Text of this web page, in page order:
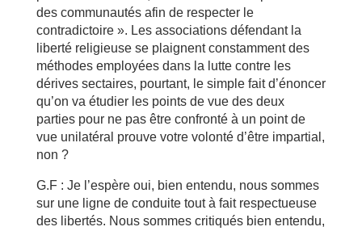
des communautés afin de respecter le
contradictoire ». Les associations défendant la
liberté religieuse se plaignent constamment des
méthodes employées dans la lutte contre les
dérives sectaires, pourtant, le simple fait d’énoncer
qu’on va étudier les points de vue des deux
parties pour ne pas être confronté à un point de
vue unilatéral prouve votre volonté d’être impartial,
non ?
G.F : Je l’espère oui, bien entendu, nous sommes
sur une ligne de conduite tout à fait respectueuse
des libertés. Nous sommes critiqués bien entendu,